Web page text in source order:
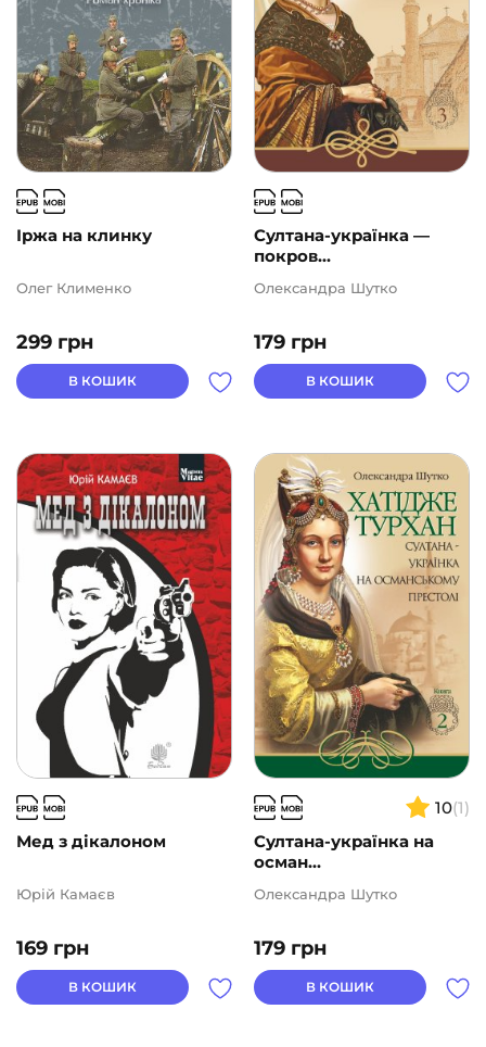
Іржа на клинку
299 грн
Олег Клименко
В КОШИК
Султана-українка —
покров...
179 грн
Олександра Шутко
В КОШИК
Мед з дікалоном
169 грн
Юрій Камаєв
В КОШИК
10(1)
Султана-українка на
осман...
179 грн
Олександра Шутко
В КОШИК